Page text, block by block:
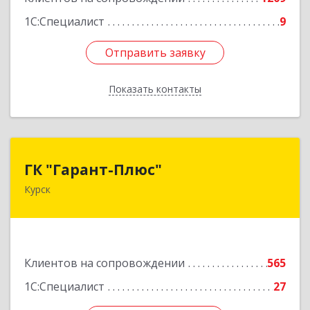
1С:Специалист
9
Отправить заявку
Показать контакты
Отправить заявку
Назад
ГК "Гарант-Плюс"
Курск
Клиентов на сопровождении
565
1С:Специалист
27
305035, Курская обл, Курск г, Овечкина ул, дом